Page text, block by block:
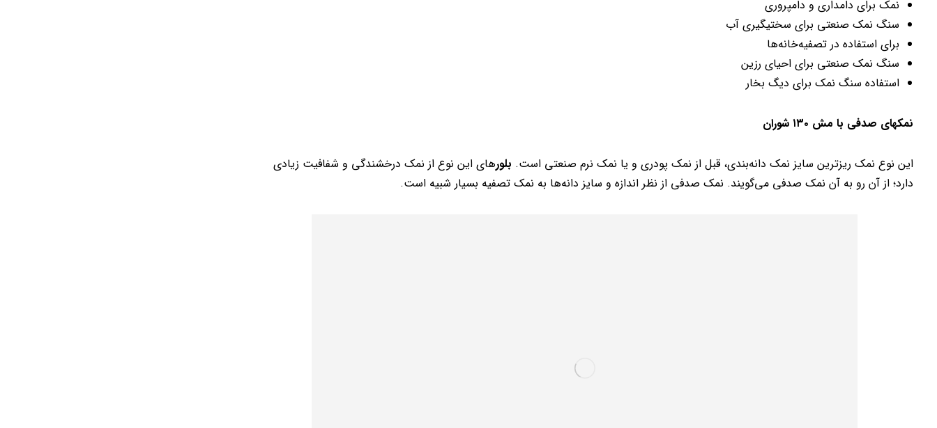
نمک برای دامداری و دامپروری
سنگ نمک صنعتی برای سختیگیری آب
برای استفاده در تصفیه‌خانه‌ها
سنگ نمک صنعتی برای احیای رزین
استفاده سنگ نمک برای دیگ بخار
نمکهای صدفی با مش ۱۳۰ شوران
این نوع نمک ریزترین سایز نمک دانه‌بندی، قبل از نمک پودری و یا نمک نرم صنعتی است. بلورهای این نوع از نمک درخشندگی و شفافیت زیادی
دارد؛ از آن رو به آن نمک صدفی می‌گویند. نمک صدفی از نظر اندازه و سایز دانه‌ها به نمک تصفیه بسیار شبیه است.